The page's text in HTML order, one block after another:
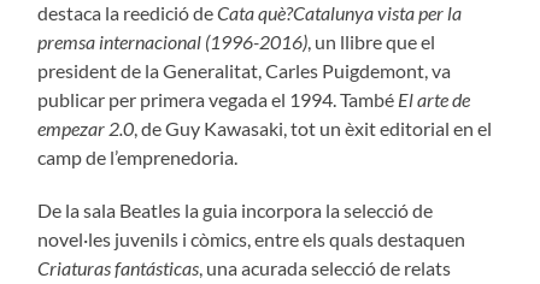
destaca la reedició deCata què?Catalunya vista per la
premsa internacional (1996-2016), un llibre que el
president de la Generalitat, Carles Puigdemont, va
publicar per primera vegada el 1994. També El arte de
empezar 2.0, de Guy Kawasaki, tot un èxit editorial en el
camp de l’emprenedoria.
De la sala Beatles la guia incorpora la selecció de
novel·les juvenils i còmics, entre els quals destaquen
Criaturas fantásticas, una acurada selecció de relats